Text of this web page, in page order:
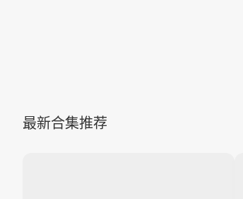
最新合集推荐